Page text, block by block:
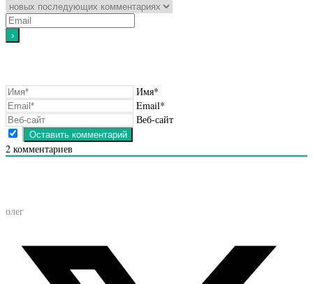
Имя*
Email*
Веб-сайт
2 комментариев
олег